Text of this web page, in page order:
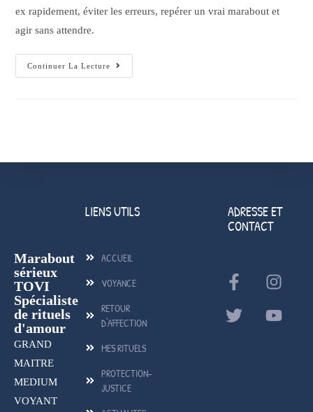
ex rapidement, éviter les erreurs, repérer un vrai marabout et
agir sans attendre.
Continuer La Lecture
Marabout
sérieux
TOVI
Spécialiste
de rituels
d'amour
GRAND
MAITRE
MEDIUM
VOYANT
LIENS UTILS
ACCUEIL
VOYANCE
RETOUR
D'AFFECTION
MES RITUELS
PROTECTION-
JUSTICE
ADRESSE ET
CONTACT